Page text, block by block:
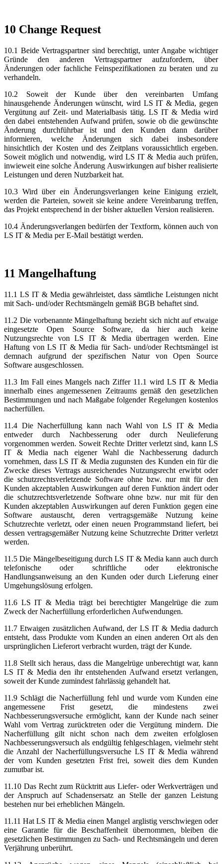
10 Change Request
10.1 Beide Vertragspartner sind berechtigt, unter Angabe wichtiger
Gründe den anderen Vertragspartner aufzufordern, über
Änderungen oder fachliche Feinspezifikationen zu beraten und zu
verhandeln.
10.2 Soweit der Kunde über den vereinbarten Umfang
hinausgehende Änderungen wünscht, wird LS IT & Media, gegen
Vergütung auf Zeit- und Materialbasis tätig. LS IT & Media wird
den dabei entstehenden Aufwand prüfen, sowie ob die gewünschte
Änderung durchführbar ist und den Kunden dann darüber
informieren, welche Änderungen sich dabei insbesondere
hinsichtlich der Kosten und des Zeitplans voraussichtlich ergeben.
Soweit möglich und notwendig, wird LS IT & Media auch prüfen,
inwieweit eine solche Änderung Auswirkungen auf bisher realisierte
Leistungen und deren Nutzbarkeit hat.
10.3 Wird über ein Änderungsverlangen keine Einigung erzielt,
werden die Parteien, soweit sie keine andere Vereinbarung treffen,
das Projekt entsprechend in der bisher aktuellen Version realisieren.
10.4 Änderungsverlangen bedürfen der Textform, können auch von
LS IT & Media per E-Mail bestätigt werden.
11 Mangelhaftung
11.1 LS IT & Media gewährleistet, dass sämtliche Leistungen nicht
mit Sach- und/oder Rechtsmängeln gemäß BGB behaftet sind.
11.2 Die vorbenannte Mängelhaftung bezieht sich nicht auf etwaige
eingesetzte Open Source Software, da hier auch keine
Nutzungsrechte von LS IT & Media übertragen werden. Eine
Haftung von LS IT & Media für Sach- und/oder Rechtsmängel ist
demnach aufgrund der spezifischen Natur von Open Source
Software ausgeschlossen.
11.3 Im Fall eines Mangels nach Ziffer 11.1 wird LS IT & Media
innerhalb eines angemessenen Zeitraums gemäß den gesetzlichen
Bestimmungen und nach Maßgabe folgender Regelungen kostenlos
nacherfüllen.
11.4 Die Nacherfüllung kann nach Wahl von LS IT & Media
entweder durch Nachbesserung oder durch Neulieferung
vorgenommen werden. Soweit Rechte Dritter verletzt sind, kann LS
IT & Media nach eigener Wahl die Nachbesserung dadurch
vornehmen, dass LS IT & Media zugunsten des Kunden ein für die
Zwecke dieses Vertrags ausreichendes Nutzungsrecht erwirbt oder
die schutzrechtsverletzende Software ohne bzw. nur mit für den
Kunden akzeptablen Auswirkungen auf deren Funktion ändert oder
die schutzrechtsverletzende Software ohne bzw. nur mit für den
Kunden akzeptablen Auswirkungen auf deren Funktion gegen eine
Software austauscht, deren vertragsgemäße Nutzung keine
Schutzrechte verletzt, oder einen neuen Programmstand liefert, bei
dessen vertragsgemäßer Nutzung keine Schutzrechte Dritter verletzt
werden.
11.5 Die Mängelbeseitigung durch LS IT & Media kann auch durch
telefonische oder schriftliche oder elektronische
Handlungsanweisung an den Kunden oder durch Lieferung einer
Umgehungslösung erfolgen.
11.6 LS IT & Media trägt bei berechtigter Mangelrüge die zum
Zweck der Nacherfüllung erforderlichen Aufwendungen.
11.7 Etwaigen zusätzlichen Aufwand, der LS IT & Media dadurch
entsteht, dass Produkte vom Kunden an einen anderen Ort als den
ursprünglichen Lieferort verbracht wurden, trägt der Kunde.
11.8 Stellt sich heraus, dass die Mangelrüge unberechtigt war, kann
LS IT & Media den ihr entstehenden Aufwand ersetzt verlangen,
soweit der Kunde zumindest fahrlässig gehandelt hat.
11.9 Schlägt die Nacherfüllung fehl und wurde vom Kunden eine
angemessene Frist gesetzt, die mindestens zwei
Nachbesserungsversuche ermöglicht, kann der Kunde nach seiner
Wahl vom Vertrag zurücktreten oder die Vergütung mindern. Die
Nacherfüllung gilt nicht schon nach dem zweiten erfolglosen
Nachbesserungsversuch als endgültig fehlgeschlagen, vielmehr steht
die Anzahl der Nacherfüllungsversuche LS IT & Media während
der vom Kunden gesetzten Frist frei, soweit dies dem Kunden
zumutbar ist.
11.10 Das Recht zum Rücktritt aus Liefer- oder Werkverträgen und
der Anspruch auf Schadensersatz an Stelle der ganzen Leistung
bestehen nur bei erheblichen Mängeln.
11.11 Hat LS IT & Media einen Mangel arglistig verschwiegen oder
eine Garantie für die Beschaffenheit übernommen, bleiben die
gesetzlichen Bestimmungen zu Sach- und Rechtsmängeln und deren
Verjährung unberührt.